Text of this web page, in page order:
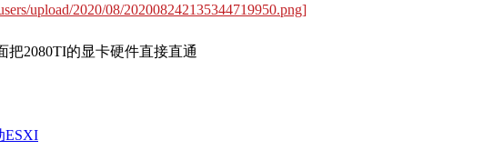
upload/2020/08/202008242135344719950.png]
把2080TI的显卡硬件直接直通
ESXI